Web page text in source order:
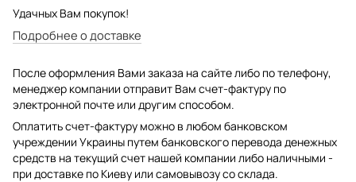
Удачных Вам покупок!
Подробнее о доставке
После оформления Вами заказа на сайте либо по телефону,
менеджер компании отправит Вам счет-фактуру по
электронной почте или другим способом.
Оплатить счет-фактуру можно в любом банковском
учреждении Украины путем банковского перевода денежных
средств на текущий счет нашей компании либо наличными -
при доставке по Киеву или самовывозу со склада.